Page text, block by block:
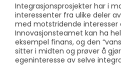
Integrasjonsprosjekter har i
interessenter fra ulike deler
med motstridende interesser
Innovasjonsteamet kan ha
eksempel finans, og den
sitter i midten og prøver å
egeninteresse av selve